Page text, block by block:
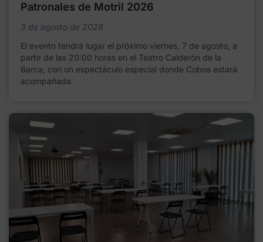
Patronales de Motril 2026
3 de agosto de 2026
El evento tendrá lugar el próximo viernes, 7 de agosto, a
partir de las 20:00 horas en el Teatro Calderón de la
Barca, con un espectáculo especial donde Cobos estará
acompañada